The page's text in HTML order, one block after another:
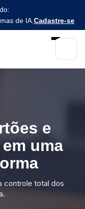
de IA. Cadastre-se
e
uma
controle total dos